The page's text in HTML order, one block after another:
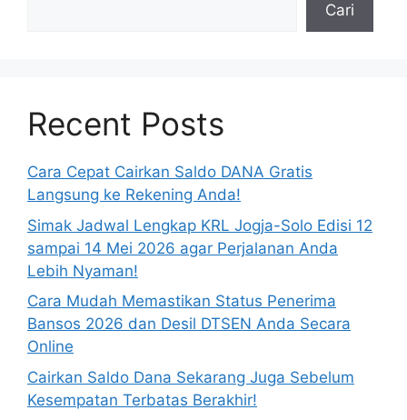
Cari
Recent Posts
Cara Cepat Cairkan Saldo DANA Gratis
Langsung ke Rekening Anda!
Simak Jadwal Lengkap KRL Jogja-Solo Edisi 12
sampai 14 Mei 2026 agar Perjalanan Anda
Lebih Nyaman!
Cara Mudah Memastikan Status Penerima
Bansos 2026 dan Desil DTSEN Anda Secara
Online
Cairkan Saldo Dana Sekarang Juga Sebelum
Kesempatan Terbatas Berakhir!